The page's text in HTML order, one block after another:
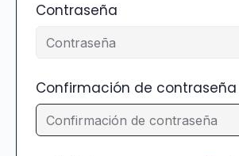
Contraseña
Confirmación de contraseña